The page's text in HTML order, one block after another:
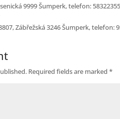
9999 Šumperk, telefon:
Zábřežská 3246 Šumperk, telefon:
Required fields are marked *